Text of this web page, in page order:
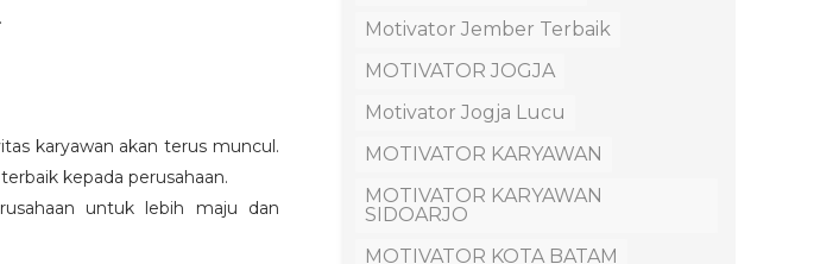
karyawan akan terus muncul.
kepada perusahaan.
untuk lebih maju dan
Motivator Jember Terbaik
MOTIVATOR JOGJA
Motivator Jogja Lucu
MOTIVATOR KARYAWAN
MOTIVATOR KARYAWAN
SIDOARJO
MOTIVATOR KOTA BATAM